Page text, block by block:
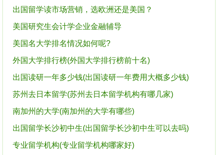
出国留学读市场营销，选欧洲还是美国？
美国研究生会计学企业金融辅导
美国名大学排名情况如何呢?
外国大学排行榜(外国大学排行榜前十名)
出国读研一年多少钱(出国读研一年费用大概多少钱)
苏州去日本留学(苏州去日本留学机构有哪几家)
南加州的大学(南加州的大学有哪些)
出国留学长沙初中生(出国留学长沙初中生可以去吗)
专业留学机构(专业留学机构哪家好)